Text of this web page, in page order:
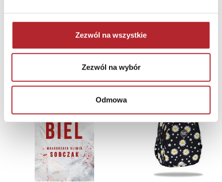
Zezwól na wszystkie
Zezwól na wybór
Odmowa
NAJCZĘŚCIEJ KUPOWANE
TOP 100
TOP 100